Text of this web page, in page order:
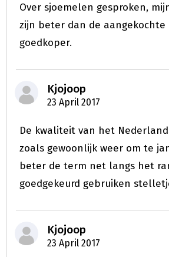
Over sjoemelen gesproken,
zijn beter dan de aangekochte
goedkoper.
Kjojoop
23 April 2017
De kwaliteit van het
zoals gewoonlijk weer om te
beter de term net langs het
goedgekeurd gebruiken
Kjojoop
23 April 2017